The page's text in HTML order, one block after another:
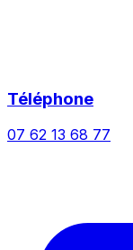
Téléphone
07 62 13 68 77